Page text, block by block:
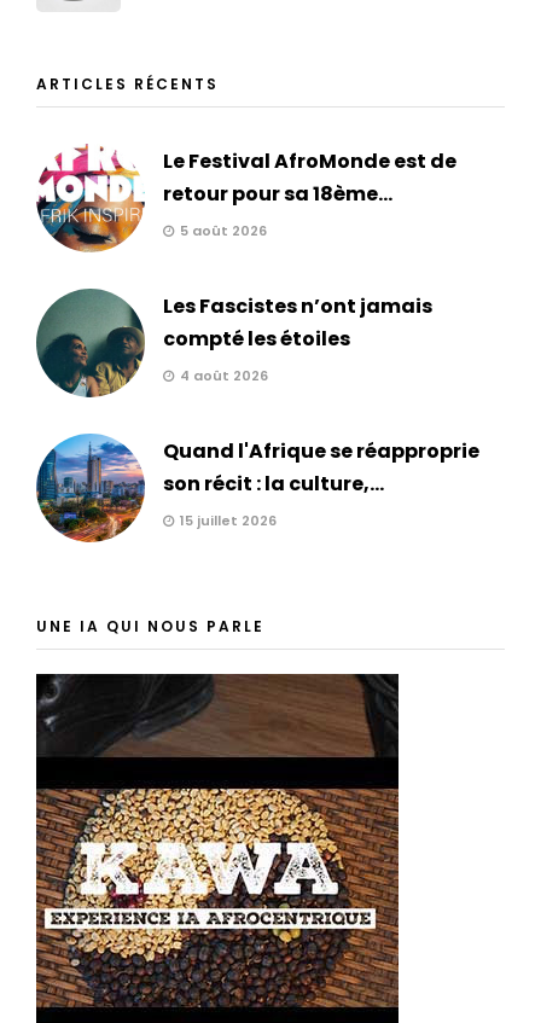
ARTICLES RÉCENTS
Le Festival AfroMonde est de
retour pour sa 18ème...
5 août 2026
Les Fascistes n’ont jamais
compté les étoiles
4 août 2026
Quand l'Afrique se réapproprie
son récit : la culture,...
15 juillet 2026
UNE IA QUI NOUS PARLE